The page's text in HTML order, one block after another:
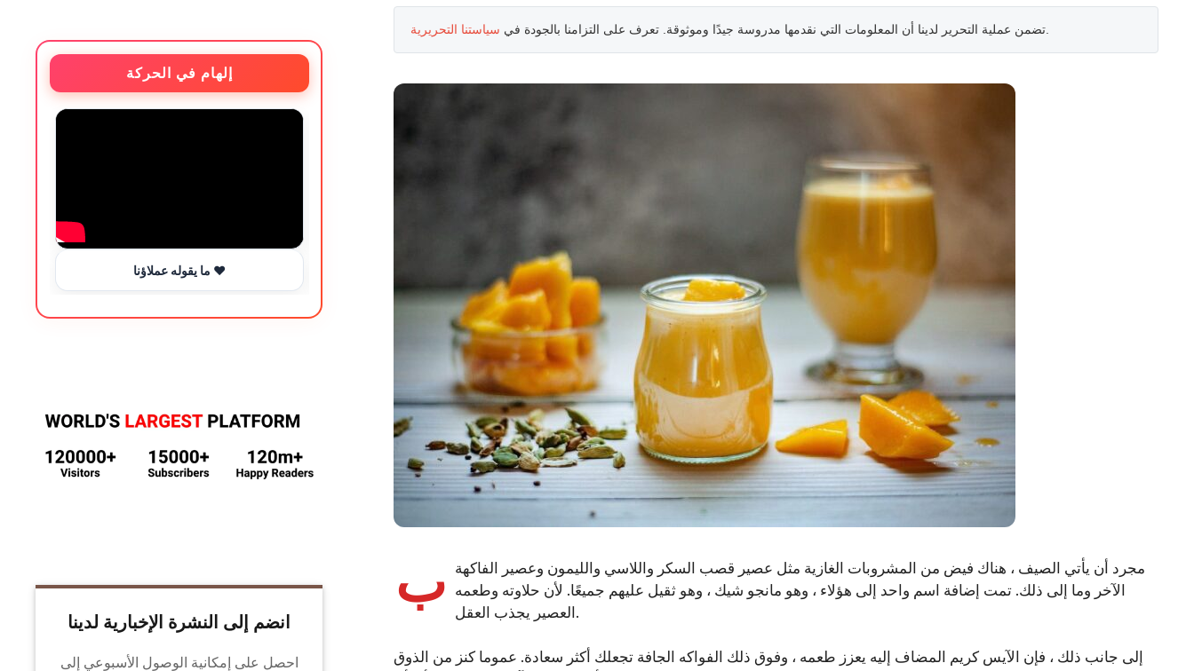
تضمن عملية التحرير لدينا أن المعلومات التي نقدمها مدروسة جيدًا وموثوقة. تعرف على التزامنا بالجودة في سياستنا التحريرية
ب
مجرد أن يأتي الصيف ، هناك فيض من المشروبات الغازية مثل عصير قصب السكر واللاسي والليمون وعصير الفاكهة
الآخر وما إلى ذلك. تمت إضافة اسم واحد إلى هؤلاء ، وهو مانجو شيك ، وهو ثقيل عليهم جميعًا. لأن حلاوته وطعمه
العصير يجذب العقل.
إلى جانب ذلك ، فإن الآيس كريم المضاف إليه يعزز طعمه ، وفوق ذلك الفواكه الجافة تجعلك أكثر سعادة. عموما كنز من الذوق
إلهام في الحركة
ما يقوله عملاؤنا ❤️ تمرين بالطوب في المنزل 🔥 احماء الصدر للمبتدئين
انضم إلى النشرة الإخبارية لدينا
احصل على إمكانية الوصول الأسبوعي إلى